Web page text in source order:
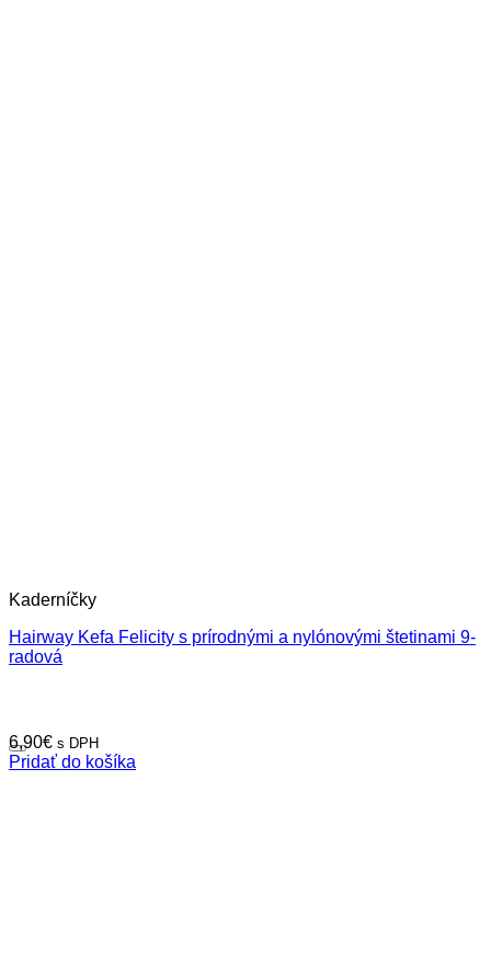
Kaderníčky
Hairway Kefa Felicity s prírodnými a nylónovými štetinami 9-
radová
6,90€ s DPH
Pridať do košíka